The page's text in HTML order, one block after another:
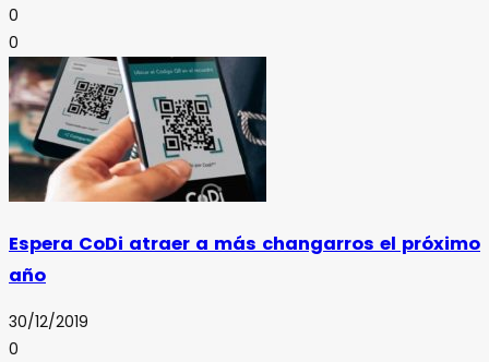
0
0
Espera CoDi atraer a más changarros el próximo
año
30/12/2019
0